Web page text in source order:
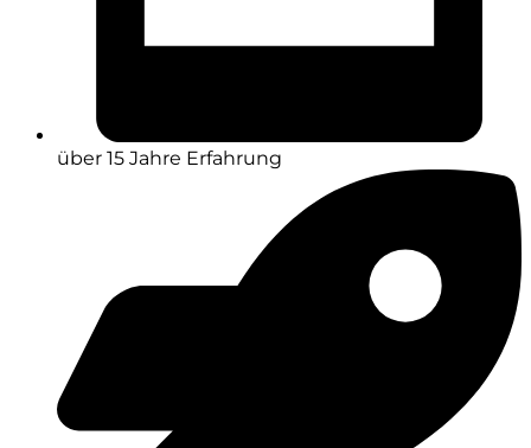
über 15 Jahre Erfahrung